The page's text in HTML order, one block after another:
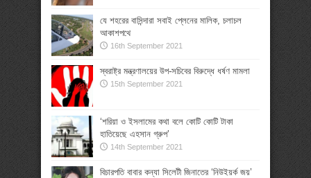
যে শহরের বাসিন্দারা সবাই প্লেনের মালিক, চলাচল
আকাশপথে
16th September 2021
স্বরাষ্ট্র মন্ত্রণালয়ের উপ-সচিবের বিরুদ্ধে ধর্ষণ মামলা
15th September 2021
‘শরিয়া ও ইসলামের কথা বলে কোটি কোটি টাকা
হাতিয়েছে এহসান গ্রুপ’
14th September 2021
বিচারপতি বাবার কন্যা সিলেটী জিনাতের ‘নিউইয়র্ক জয়’